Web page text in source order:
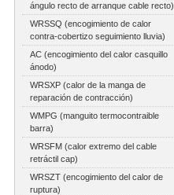
ángulo recto de arranque cable recto)
WRSSQ (encogimiento de calor
contra-cobertizo seguimiento lluvia)
AC (encogimiento del calor casquillo
ánodo)
WRSXP (calor de la manga de
reparación de contracción)
WMPG (manguito termocontraible
barra)
WRSFM (calor extremo del cable
retráctil cap)
WRSZT (encogimiento del calor de
ruptura)